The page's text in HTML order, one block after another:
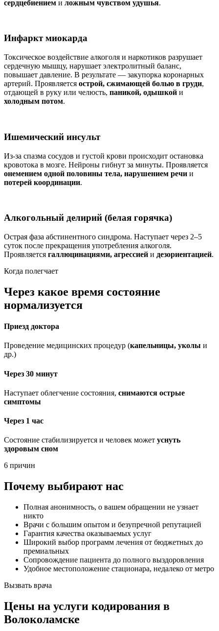
сердцебиением и ложным чувством удушья.
Инфаркт миокарда
Токсическое воздействие алкоголя и наркотиков разрушает
сердечную мышцу, нарушает электролитный баланс,
повышает давление. В результате — закупорка коронарных
артерий. Проявляется острой, сжимающей болью в груди,
отдающей в руку или челюсть, паникой, одышкой и
холодным потом.
Ишемический инсульт
Из-за спазма сосудов и густой крови происходит остановка
кровотока в мозге. Нейроны гибнут за минуты. Проявляется
онемением одной половины тела, нарушением речи и
потерей координации.
Алкогольный делирий (белая горячка)
Острая фаза абстинентного синдрома. Наступает через 2–5
суток после прекращения употребления алкоголя.
Проявляется галлюцинациями, агрессией и дезориентацией.
Когда полегчает
Через какое время состояние
нормализуется
Приезд доктора
Проведение медицинских процедур (капельницы, уколы и
др.)
Через 30 минут
Наступает облегчение состояния, снимаются острые
симптомы
Через 1 час
Состояние стабилизируется и человек может уснуть
здоровым сном
6 причин
Почему выбирают нас
Полная анонимность, о вашем обращении не узнает
никто
Врачи с большим опытом и безупречной репутацией
Гарантия качества оказываемых услуг
Широкий выбор программ лечения от бюджетных до
премиальных
Сопровождение пациента до полного выздоровления
Удобное местоположение стационара, недалеко от метро
Вызвать врача
Цены на услуги кодирования в
Волоколамске